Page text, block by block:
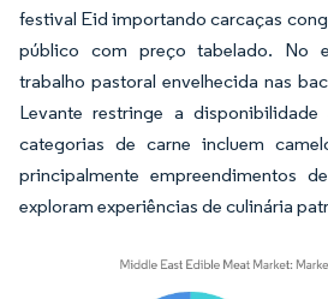
festival Eid importando carcaças
público com preço tabelado. No
trabalho pastoral envelhecida nas
Levante restringe a
categorias de carne incluem
principalmente empreendimentos
exploram experiências de culinária